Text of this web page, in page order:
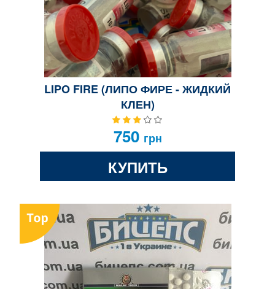
LIPO FIRE (ЛИПО ФИРЕ - ЖИДКИЙ
КЛЕН)
750 грн
КУПИТЬ